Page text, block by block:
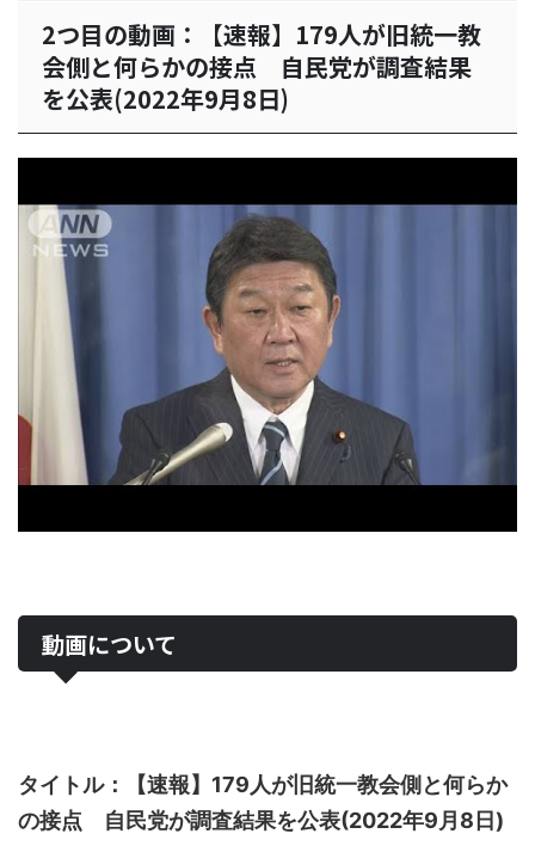
2つ目の動画：【速報】179人が旧統一教
会側と何らかの接点 自民党が調査結果
を公表(2022年9月8日)
動画について
タイトル：【速報】179人が旧統一教会側と何らか
の接点 自民党が調査結果を公表(2022年9月8日)